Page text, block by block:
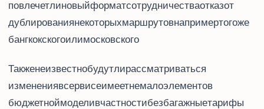
повлечет ли новый формат сотрудничества отказ от
дублирования некоторых маршрутов - например, того же
бангкокского или московского.
Также неизвестно, будут ли рассматриваться
изменения в сервисе. Flydubai имеет немало элементов
бюджетной модели - в частности, безбагажные тарифы,